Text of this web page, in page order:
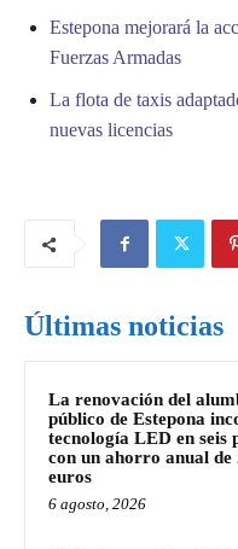
Estepona mejorará la
Fuerzas Armadas
La flota de taxis
nuevas licencias
Últimas noticias
La renovación del
público de Estepona
tecnología LED en seis
con un ahorro anual de
euros
6 agosto, 2026